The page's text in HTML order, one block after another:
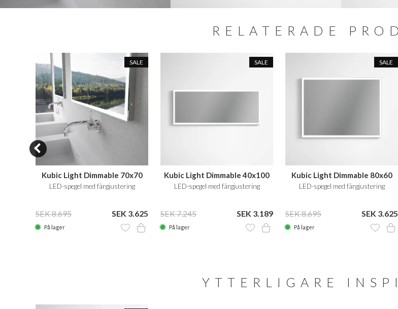
RELATERADE
SALE
Kubic Light Dimmable 70x70
LED-spegel med färgjustering
SEK 8.695 SEK 3.625
På lager
SALE
Kubic Light Dimmable 40x100
LED-spegel med färgjustering
SEK 7.245 SEK 3.189
På lager
SALE
Kubic Light Dimmable 80x60
LED-spegel med färgjustering
SEK 8.695 SEK 3.625
På lager
YTTERLIGARE